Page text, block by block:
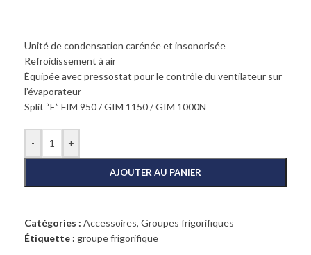
Unité de condensation carénée et insonorisée
Refroidissement à air
Équipée avec pressostat pour le contrôle du ventilateur sur
l’évaporateur
Split “E” FIM 950 / GIM 1150 / GIM 1000N
- +
AJOUTER AU PANIER
Catégories : Accessoires, Groupes frigorifiques
Étiquette : groupe frigorifique